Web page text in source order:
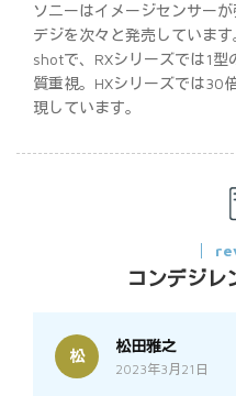
ソニーはイメージセンサー
デジを次々と発売していま
shotで、RXシリーズでは1
質重視。HXシリーズでは30
現しています。
コンデジレ
松
松田雅之
2023年3月21日